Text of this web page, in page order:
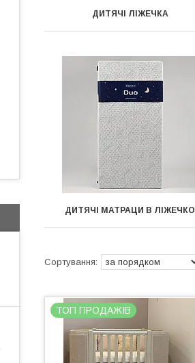
ДИТЯЧІ ЛІЖЕЧКА
ДИТЯЧІ МАТРАЦИ В ЛІЖЕЧКО
ТОП ПРОДАЖІВ